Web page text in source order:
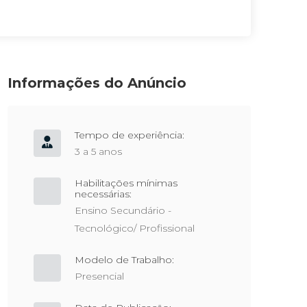
Informações do Anúncio
Tempo de experiência:
3 a 5 anos
Habilitações mínimas
necessárias:
Ensino Secundário -
Tecnológico/ Profissional
Modelo de Trabalho:
Presencial